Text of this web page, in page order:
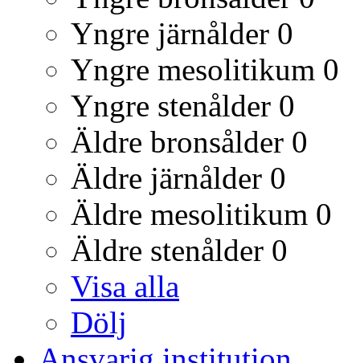
Yngre järnålder 0
Yngre mesolitikum 0
Yngre stenålder 0
Äldre bronsålder 0
Äldre järnålder 0
Äldre mesolitikum 0
Äldre stenålder 0
Visa alla
Dölj